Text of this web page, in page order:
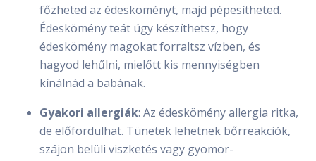
főzheted az édesköményt, majd pépesítheted.
Édeskömény teát úgy készíthetsz, hogy
édeskömény magokat forraltsz vízben, és
hagyod lehűlni, mielőtt kis mennyiségben
kínálnád a babának.
Gyakori allergiák: Az édeskömény allergia ritka,
de előfordulhat. Tünetek lehetnek bőrreakciók,
szájon belüli viszketés vagy gyomor-